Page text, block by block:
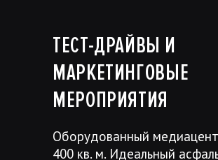
ТЕСТ-ДРАЙВЫ И
МАРКЕТИНГОВЫЕ
МЕРОПРИЯТИЯ
Оборудованный
400 кв. м. Идеальный